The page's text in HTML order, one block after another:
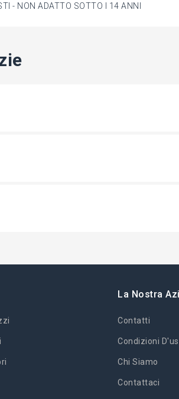
- NON ADATTO SOTTO I 14 ANNI
La Nostra
Contatti
Condizioni
Chi Siamo
Contattaci